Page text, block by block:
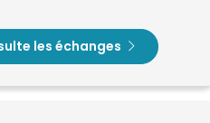
les échanges